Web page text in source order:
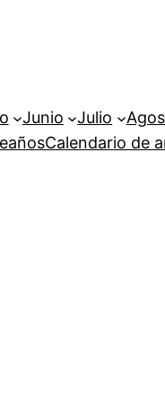
Junio Julio
Calendario de